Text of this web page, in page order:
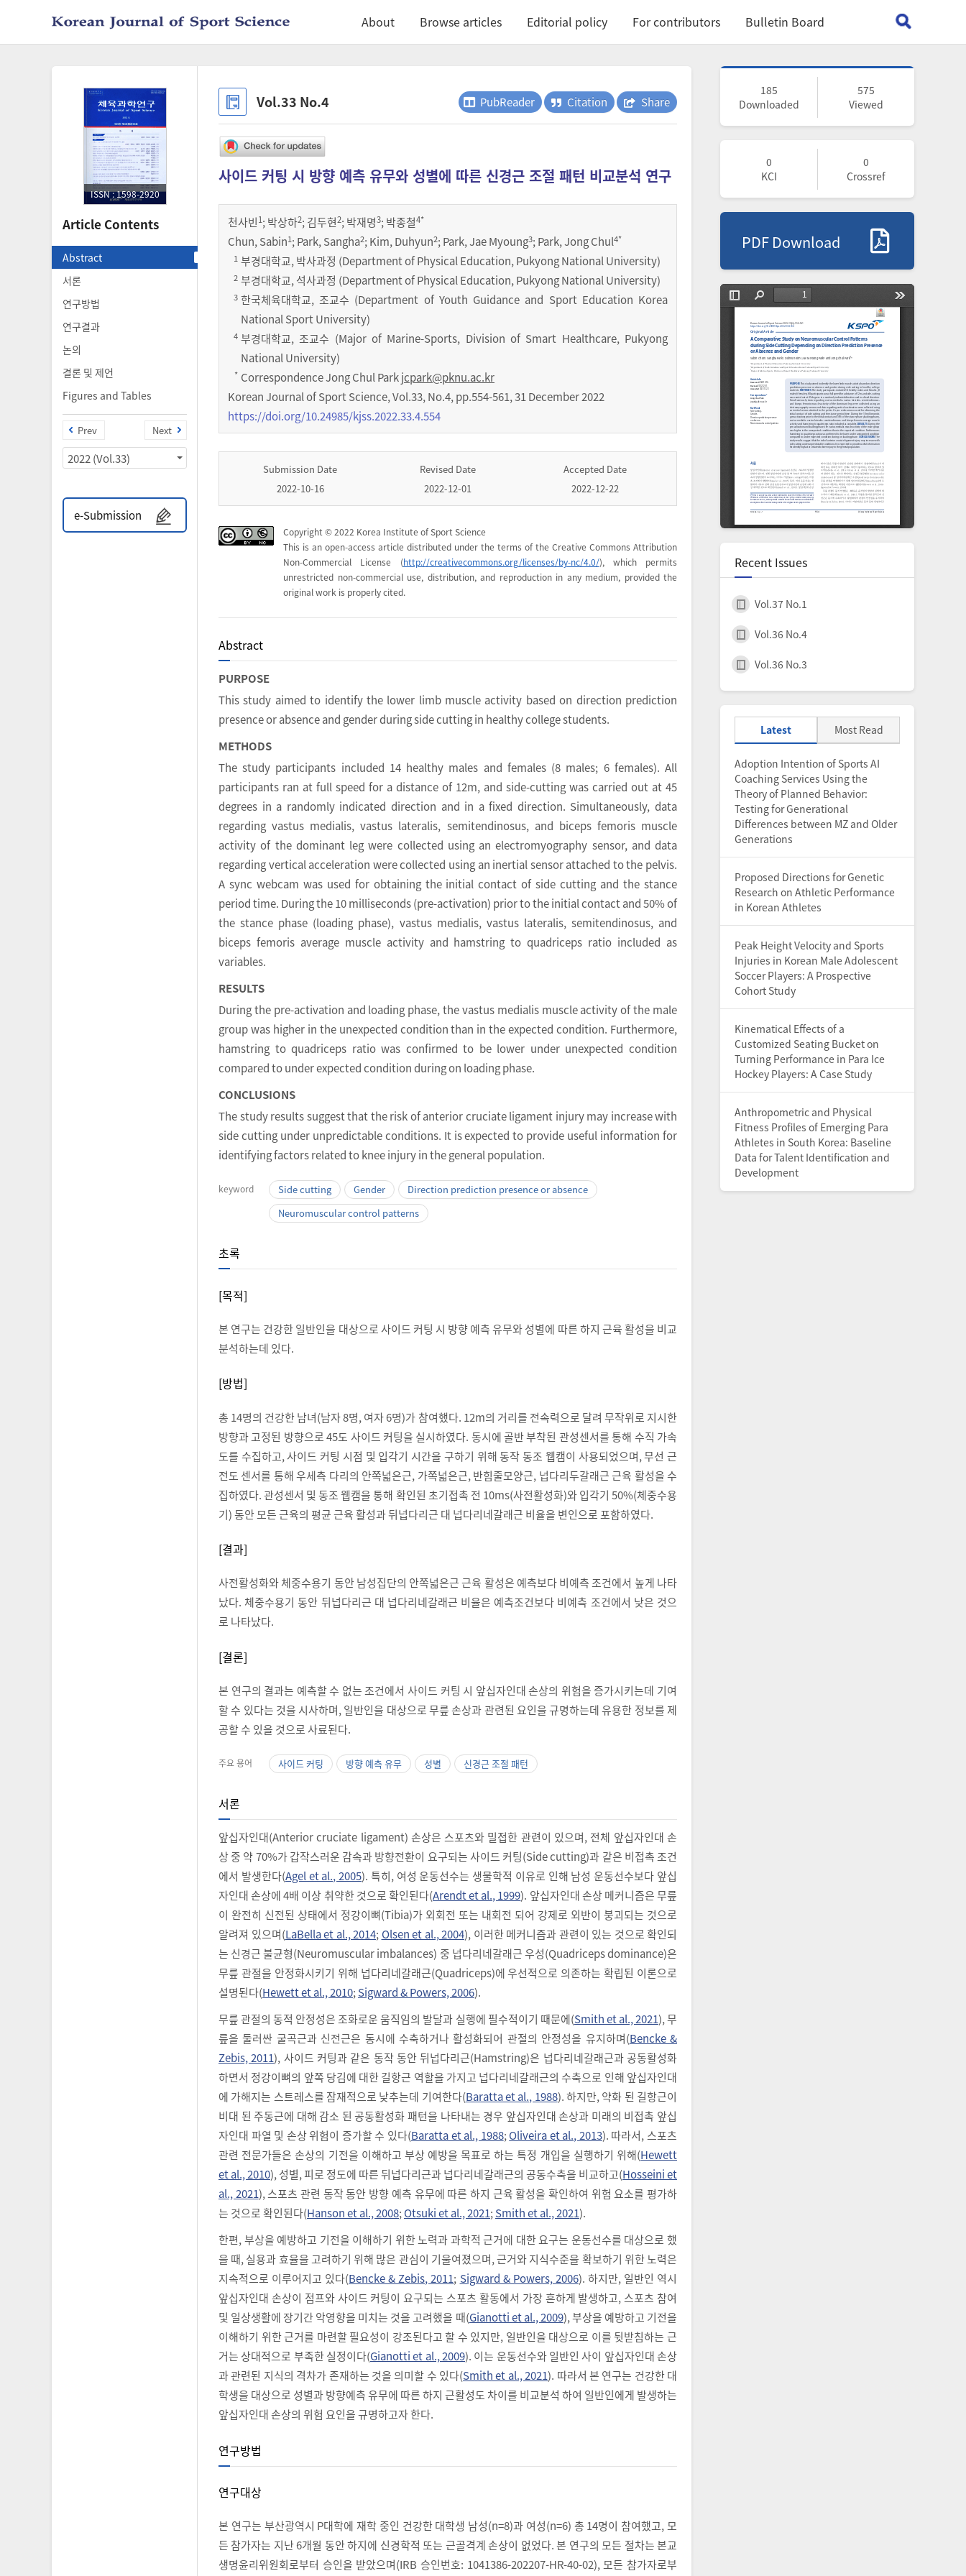
About Browse articles Editorial policy For contributors Bulletin Board
ISSN : 1598-2920
Article Contents
Abstract
서론
연구방법
연구결과
논의
결론 및 제언
Figures and Tables
Prev Next
2022 (Vol.33)
e-Submission
Vol.33 No.4 PubReader Citation Share
사이드 커팅 시 방향 예측 유무와 성별에 따른 신경근 조절 패턴 비교분석 연구
천사빈1;박상하2;김두현2;박재명3;박종철4*
Chun, Sabin1; Park, Sangha2; Kim, Duhyun2; Park, Jae Myoung3; Park, Jong Chul4*
1 부경대학교, 박사과정 (Department of Physical Education, Pukyong National University)
2 부경대학교, 석사과정 (Department of Physical Education, Pukyong National University)
3 한국체육대학교, 조교수 (Department of Youth Guidance and Sport Education Korea
National Sport University)
4 부경대학교, 조교수 (Major of Marine-Sports, Division of Smart Healthcare, Pukyong
National University)
* Correspondence Jong Chul Parkjcpark@pknu.ac.kr
Korean Journal of Sport Science,Vol.33,No.4,pp.554-561,31 December 2022
https://doi.org/10.24985/kjss.2022.33.4.554
Submission Date
2022-10-16
Revised Date
2022-12-01
Accepted Date
2022-12-22
Copyright © 2022 Korea Institute of Sport Science
This is an open-access article distributed under the terms of the Creative Commons Attribution
Non-Commercial License (http://creativecommons.org/licenses/by-nc/4.0/), which permits
unrestricted non-commercial use, distribution, and reproduction in any medium, provided the
original work is properly cited.
Abstract
PURPOSE
This study aimed to identify the lower limb muscle activity based on direction prediction
presence or absence and gender during side cutting in healthy college students.
METHODS
The study participants included 14 healthy males and females (8 males; 6 females). All
participants ran at full speed for a distance of 12m, and side-cutting was carried out at 45
degrees in a randomly indicated direction and in a fixed direction. Simultaneously, data
regarding vastus medialis, vastus lateralis, semitendinosus, and biceps femoris muscle
activity of the dominant leg were collected using an electromyography sensor, and data
regarding vertical acceleration were collected using an inertial sensor attached to the pelvis.
A sync webcam was used for obtaining the initial contact of side cutting and the stance
period time. During the 10 milliseconds (pre-activation) prior to the initial contact and 50% of
the stance phase (loading phase), vastus medialis, vastus lateralis, semitendinosus, and
biceps femoris average muscle activity and hamstring to quadriceps ratio included as
variables.
RESULTS
During the pre-activation and loading phase, the vastus medialis muscle activity of the male
group was higher in the unexpected condition than in the expected condition. Furthermore,
hamstring to quadriceps ratio was confirmed to be lower under unexpected condition
compared to under expected condition during on loading phase.
CONCLUSIONS
The study results suggest that the risk of anterior cruciate ligament injury may increase with
side cutting under unpredictable conditions. It is expected to provide useful information for
identifying factors related to knee injury in the general population.
keyword Side cutting Gender
Direction prediction presence or absence
Neuromuscular control patterns
초록
[목적]
본 연구는 건강한 일반인을 대상으로 사이드 커팅 시 방향 예측 유무와 성별에 따른 하지 근육 활성을 비교
분석하는데 있다.
[방법]
총 14명의 건강한 남녀(남자 8명, 여자 6명)가 참여했다. 12m의 거리를 전속력으로 달려 무작위로 지시한
방향과 고정된 방향으로 45도 사이드 커팅을 실시하였다. 동시에 골반 부착된 관성센서를 통해 수직 가속
도를 수집하고, 사이드 커팅 시점 및 입각기 시간을 구하기 위해 동작 동조 웹캠이 사용되었으며, 무선 근
전도 센서를 통해 우세측 다리의 안쪽넓은근, 가쪽넓은근, 반힘줄모양근, 넙다리두갈래근 근육 활성을 수
집하였다. 관성센서 및 동조 웹캠을 통해 확인된 초기접촉 전 10ms(사전활성화)와 입각기 50%(체중수용
기) 동안 모든 근육의 평균 근육 활성과 뒤넙다리근 대 넙다리네갈래근 비율을 변인으로 포함하였다.
[결과]
사전활성화와 체중수용기 동안 남성집단의 안쪽넓은근 근육 활성은 예측보다 비예측 조건에서 높게 나타
났다. 체중수용기 동안 뒤넙다리근 대 넙다리네갈래근 비율은 예측조건보다 비예측 조건에서 낮은 것으
로 나타났다.
[결론]
본 연구의 결과는 예측할 수 없는 조건에서 사이드 커팅 시 앞십자인대 손상의 위험을 증가시키는데 기여
할 수 있다는 것을 시사하며, 일반인을 대상으로 무릎 손상과 관련된 요인을 규명하는데 유용한 정보를 제
공할 수 있을 것으로 사료된다.
주요 용어 사이드 커팅 방향 예측 유무 성별 신경근 조절 패턴
서론
앞십자인대(Anterior cruciate ligament) 손상은 스포츠와 밀접한 관련이 있으며, 전체 앞십자인대 손
상 중 약 70%가 갑작스러운 감속과 방향전환이 요구되는 사이드 커팅(Side cutting)과 같은 비접촉 조건
에서 발생한다(Agel et al., 2005). 특히, 여성 운동선수는 생물학적 이유로 인해 남성 운동선수보다 앞십
자인대 손상에 4배 이상 취약한 것으로 확인된다(Arendt et al., 1999). 앞십자인대 손상 메커니즘은 무릎
이 완전히 신전된 상태에서 정강이뼈(Tibia)가 외회전 또는 내회전 되어 강제로 외반이 붕괴되는 것으로
알려져 있으며(LaBella et al., 2014; Olsen et al., 2004), 이러한 메커니즘과 관련이 있는 것으로 확인되
는 신경근 불균형(Neuromuscular imbalances) 중 넙다리네갈래근 우성(Quadriceps dominance)은
무릎 관절을 안정화시키기 위해 넙다리네갈래근(Quadriceps)에 우선적으로 의존하는 확립된 이론으로
설명된다(Hewett et al., 2010; Sigward & Powers, 2006).
무릎 관절의 동적 안정성은 조화로운 움직임의 발달과 실행에 필수적이기 때문에(Smith et al., 2021), 무
릎을 둘러싼 굴곡근과 신전근은 동시에 수축하거나 활성화되어 관절의 안정성을 유지하며(Bencke &
Zebis, 2011), 사이드 커팅과 같은 동작 동안 뒤넙다리근(Hamstring)은 넙다리네갈래근과 공동활성화
하면서 정강이뼈의 앞쪽 당김에 대한 길항근 역할을 가지고 넙다리네갈래근의 수축으로 인해 앞십자인대
에 가해지는 스트레스를 잠재적으로 낮추는데 기여한다(Baratta et al., 1988). 하지만, 약화 된 길항근이
비대 된 주동근에 대해 감소 된 공동활성화 패턴을 나타내는 경우 앞십자인대 손상과 미래의 비접촉 앞십
자인대 파열 및 손상 위험이 증가할 수 있다(Baratta et al., 1988; Oliveira et al., 2013). 따라서, 스포츠
관련 전문가들은 손상의 기전을 이해하고 부상 예방을 목표로 하는 특정 개입을 실행하기 위해(Hewett
et al., 2010), 성별, 피로 정도에 따른 뒤넙다리근과 넙다리네갈래근의 공동수축을 비교하고(Hosseini et
al., 2021), 스포츠 관련 동작 동안 방향 예측 유무에 따른 하지 근육 활성을 확인하여 위험 요소를 평가하
는 것으로 확인된다(Hanson et al., 2008; Otsuki et al., 2021; Smith et al., 2021).
한편, 부상을 예방하고 기전을 이해하기 위한 노력과 과학적 근거에 대한 요구는 운동선수를 대상으로 했
을 때, 실용과 효율을 고려하기 위해 많은 관심이 기울여졌으며, 근거와 지식수준을 확보하기 위한 노력은
지속적으로 이루어지고 있다(Bencke & Zebis, 2011; Sigward & Powers, 2006). 하지만, 일반인 역시
앞십자인대 손상이 점프와 사이드 커팅이 요구되는 스포츠 활동에서 가장 흔하게 발생하고, 스포츠 참여
및 일상생활에 장기간 악영향을 미치는 것을 고려했을 때(Gianotti et al., 2009), 부상을 예방하고 기전을
이해하기 위한 근거를 마련할 필요성이 강조된다고 할 수 있지만, 일반인을 대상으로 이를 뒷받침하는 근
거는 상대적으로 부족한 실정이다(Gianotti et al., 2009). 이는 운동선수와 일반인 사이 앞십자인대 손상
과 관련된 지식의 격차가 존재하는 것을 의미할 수 있다(Smith et al., 2021). 따라서 본 연구는 건강한 대
학생을 대상으로 성별과 방향예측 유무에 따른 하지 근활성도 차이를 비교분석 하여 일반인에게 발생하는
앞십자인대 손상의 위험 요인을 규명하고자 한다.
연구방법
연구대상
본 연구는 부산광역시 P대학에 재학 중인 건강한 대학생 남성(n=8)과 여성(n=6) 총 14명이 참여했고, 모
든 참가자는 지난 6개월 동안 하지에 신경학적 또는 근골격계 손상이 없었다. 본 연구의 모든 절차는 본교
생명윤리위원회로부터 승인을 받았으며(IRB 승인번호: 1041386-202207-HR-40-02), 모든 참가자로부
185
Downloaded
575
Viewed
0
KCI
0
Crossref
PDF Download
Recent Issues
Vol.37 No.1
Vol.36 No.4
Vol.36 No.3
Latest Most Read
Adoption Intention of Sports AI
Coaching Services Using the
Theory of Planned Behavior:
Testing for Generational
Differences between MZ and Older
Generations
Proposed Directions for Genetic
Research on Athletic Performance
in Korean Athletes
Peak Height Velocity and Sports
Injuries in Korean Male Adolescent
Soccer Players: A Prospective
Cohort Study
Kinematical Effects of a
Customized Seating Bucket on
Turning Performance in Para Ice
Hockey Players: A Case Study
Anthropometric and Physical
Fitness Profiles of Emerging Para
Athletes in South Korea: Baseline
Data for Talent Identification and
Development